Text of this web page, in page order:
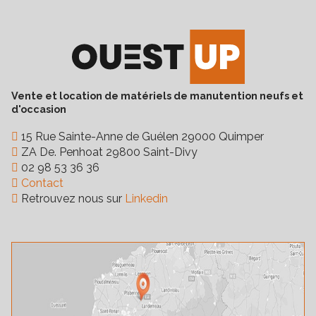
Vente et location de matériels de manutention neufs et
d'occasion
15 Rue Sainte-Anne de Guélen 29000 Quimper
ZA De. Penhoat 29800 Saint-Divy
02 98 53 36 36
Contact
Retrouvez nous sur Linkedin